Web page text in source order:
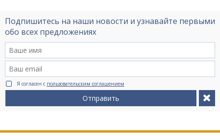
Подпишитесь на наши новости и узнавайте первыми
обо всех предложениях
Я согласен с пользовательским соглашением
Отправить